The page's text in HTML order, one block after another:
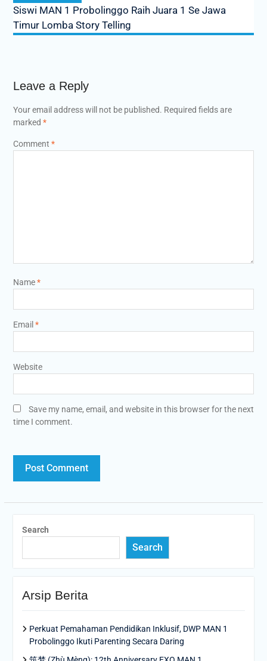
Siswi MAN 1 Probolinggo Raih Juara 1 Se Jawa
Timur Lomba Story Telling
Leave a Reply
Your email address will not be published. Required fields are
marked *
Comment *
Name*
Email *
Website
Save my name, email, and website in this browser for the next
time I comment.
Search
Search
Arsip Berita
Perkuat Pemahaman Pendidikan Inklusif, DWP MAN 1
Probolinggo Ikuti Parenting Secara Daring